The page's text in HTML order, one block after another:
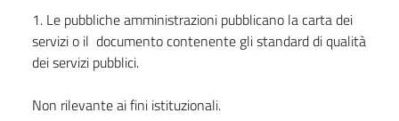
1. Le pubbliche amministrazioni pubblicano la carta dei
servizi o il documento contenente gli standard di qualità
dei servizi pubblici.
Non rilevante ai fini istituzionali.